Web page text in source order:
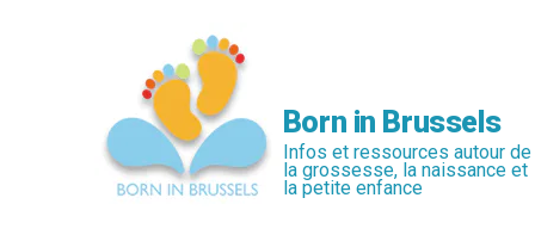
Born in Brussels
Infos et ressources autour de
la grossesse, la naissance et
la petite enfance